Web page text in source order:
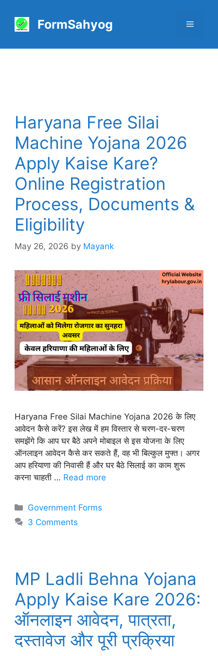
content
FormSahyog Menu
Haryana Free Silai
Machine Yojana 2026
Apply Kaise Kare?
Online Registration
Process, Documents &
Eligibility
May 26, 2026 by Mayank
Haryana Free Silai Machine Yojana 2026 के लिए
आवेदन कैसे करें? इस लेख में हम विस्तार से चरण-दर-चरण
समझेंगे कि आप घर बैठे अपने मोबाइल से इस योजना के लिए
ऑनलाइन आवेदन कैसे कर सकते हैं, वह भी बिल्कुल मुफ्त। अगर
आप हरियाणा की निवासी हैं और घर बैठे सिलाई का काम शुरू
करना चाहती … Read more
Categories
Government Forms
3 Comments
MP Ladli Behna Yojana
Apply Kaise Kare 2026:
ऑनलाइन आवेदन, पात्रता,
दस्तावेज और पूरी प्रक्रिया